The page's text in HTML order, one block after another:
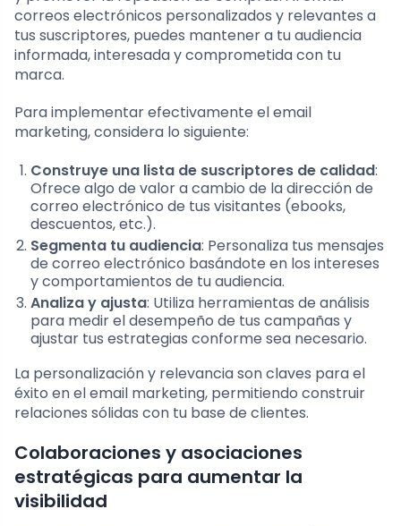
correos electrónicos personalizados y relevantes a
tus suscriptores, puedes mantener a tu audiencia
informada, interesada y comprometida con tu
marca.
Para implementar efectivamente el email
marketing, considera lo siguiente:
Construye una lista de suscriptores de calidad:
Ofrece algo de valor a cambio de la dirección de
correo electrónico de tus visitantes (ebooks,
descuentos, etc.).
Segmenta tu audiencia: Personaliza tus mensajes
de correo electrónico basándote en los intereses
y comportamientos de tu audiencia.
Analiza y ajusta: Utiliza herramientas de análisis
para medir el desempeño de tus campañas y
ajustar tus estrategias conforme sea necesario.
La personalización y relevancia son claves para el
éxito en el email marketing, permitiendo construir
relaciones sólidas con tu base de clientes.
Colaboraciones y asociaciones
estratégicas para aumentar la
visibilidad